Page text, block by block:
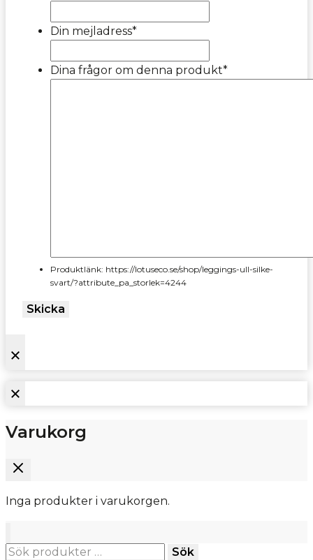
Din mejladress*
Dina frågor om denna produkt*
Produktlänk: https://lotuseco.se/shop/leggings-ull-silke-
svart/?attribute_pa_storlek=4244
Skicka
Varukorg
Inga produkter i varukorgen.
Sök
Sök